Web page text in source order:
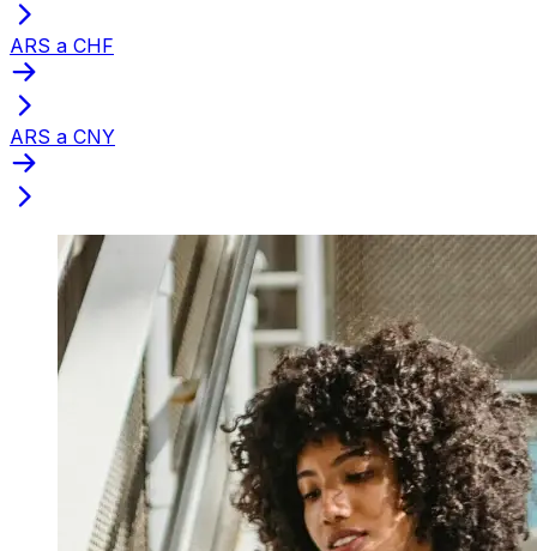
ARS a CHF
ARS a CNY